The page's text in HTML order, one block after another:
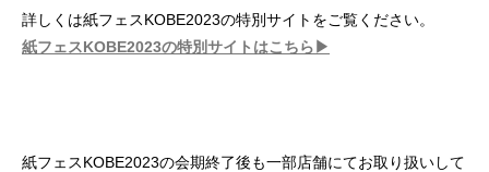
詳しくは紙フェスKOBE2023の特別サイトをご覧ください。
紙フェスKOBE2023の特別サイトはこちら▶
紙フェスKOBE2023の会期終了後も一部店舗にてお取り扱いして